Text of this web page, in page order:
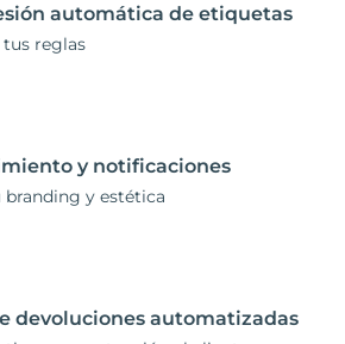
automática de etiquetas
reglas
y notificaciones
branding y estética
devoluciones automatizadas